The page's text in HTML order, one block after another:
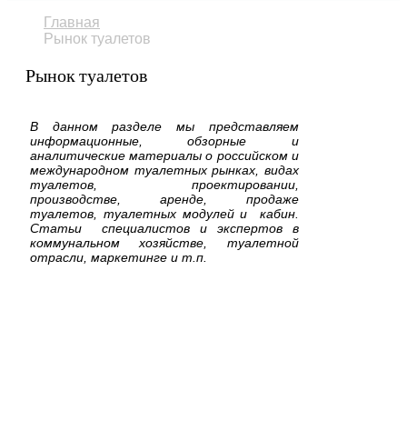
Главная
Рынок туалетов
Рынок туалетов
В данном разделе мы представляем
информационные, обзорные и
аналитические материалы о российском и
международном туалетных рынках, видах
туалетов, проектировании,
производстве, аренде, продаже
туалетов, туалетных модулей и кабин.
Статьи специалистов и экспертов в
коммунальном хозяйстве, туалетной
отрасли, маркетинге и т.п.